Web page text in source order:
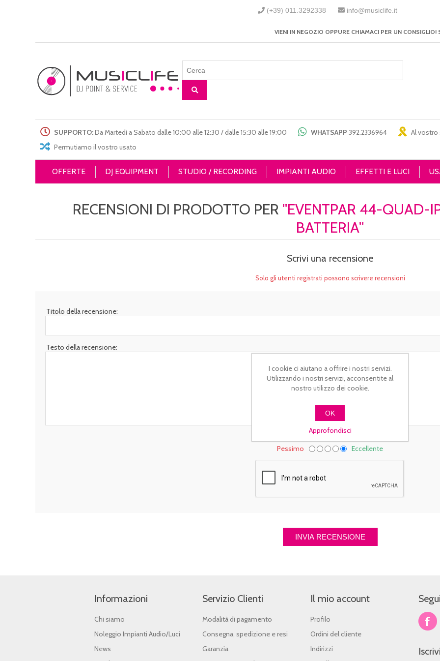
(+39) 011.3292338 info@musiclife.it
VIENI IN NEGOZIO OPPURE CHIAMACI PER UN
SUPPORTO:Da Martedì a Sabato dalle 10:00 alle 12:30 / dalle 15:30 alle 19:00 WHATSAPP 392.2336964
Al vostro
Permutiamo il vostro usato
OFFERTE DJ EQUIPMENT STUDIO / RECORDING IMPIANTI AUDIO EFFETTI E LUCI
RECENSIONI DI PRODOTTO PER EVENTPAR 44-QUAD-
BATTERIA
Scrivi una recensione
Solo gli utenti registrati possono scrivere recensioni
Titolo della recensione:
Testo della recensione:
Valutazione:
Pessimo
Eccellente
Informazioni
Chi siamo
Noleggio Impianti Audio/Luci
News
Servizio Clienti
Modalità di pagamento
Consegna, spedizione e resi
Garanzia
Il mio account
Profilo
Ordini del cliente
Indirizzi
I cookie ci aiutano a offrire i nostri servizi.
Utilizzando i nostri servizi, acconsentite al
nostro utilizzo dei cookie.
OK
Approfondisci